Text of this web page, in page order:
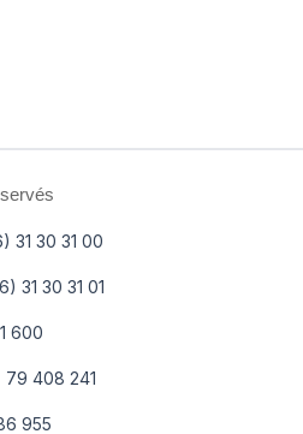
31 30 31 00
31 30 31 01
600
79 408 241
955